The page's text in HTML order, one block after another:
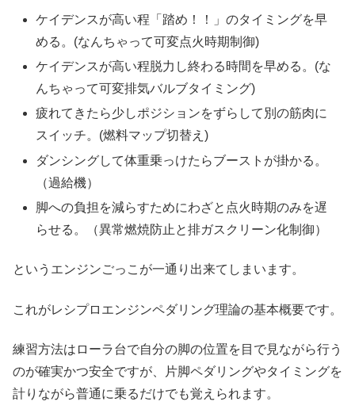
ケイデンスが高い程「踏め！！」のタイミングを早
める。(なんちゃって可変点火時期制御)
ケイデンスが高い程脱力し終わる時間を早める。(な
んちゃって可変排気バルブタイミング)
疲れてきたら少しポジションをずらして別の筋肉に
スイッチ。(燃料マップ切替え)
ダンシングして体重乗っけたらブーストが掛かる。
（過給機）
脚への負担を減らすためにわざと点火時期のみを遅
らせる。（異常燃焼防止と排ガスクリーン化制御）
というエンジンごっこが一通り出来てしまいます。
これがレシプロエンジンペダリング理論の基本概要です。
練習方法はローラ台で自分の脚の位置を目で見ながら行う
のが確実かつ安全ですが、片脚ペダリングやタイミングを
計りながら普通に乗るだけでも覚えられます。